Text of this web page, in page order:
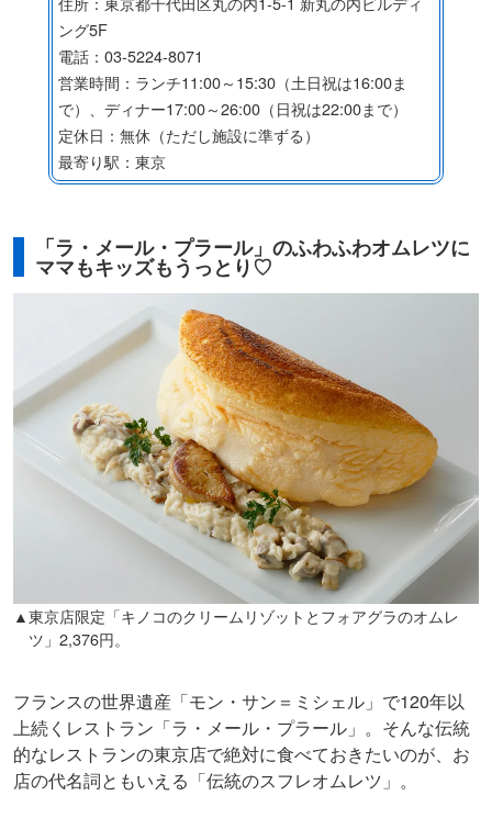
ング5F
電話：03-5224-8071
営業時間：ランチ11:00～15:30（土日祝は16:00ま
で）、ディナー17:00～26:00（日祝は22:00まで）
定休日：無休（ただし施設に準ずる）
最寄り駅：東京
「ラ・メール・プラール」のふわふわオムレツに
ママもキッズもうっとり♡
▲東京店限定「キノコのクリームリゾットとフォアグラのオムレ
ツ」2,376円。
フランスの世界遺産「モン・サン＝ミシェル」で120年以
上続くレストラン「ラ・メール・プラール」。そんな伝統
的なレストランの東京店で絶対に食べておきたいのが、お
店の代名詞ともいえる「伝統のスフレオムレツ」。